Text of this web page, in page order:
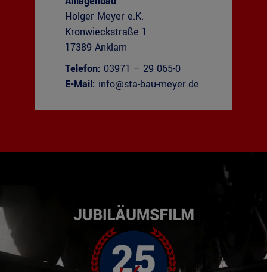
Holger Meyer e.K.
Kronwieckstraße 1
17389 Anklam
Telefon: 03971 – 29 065-0
E-Mail: info@sta-bau-meyer.de